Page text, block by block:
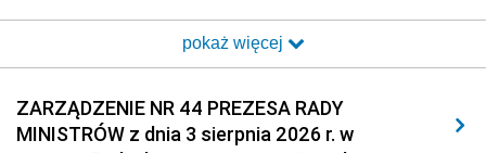
2017 2016 2015
2014 2013 2012
2011 2010 2009
2008 2007 2006
pokaż więcej
ZARZĄDZENIE NR 44 PREZESA RADY
MINISTRÓW z dnia 3 sierpnia 2026 r. w